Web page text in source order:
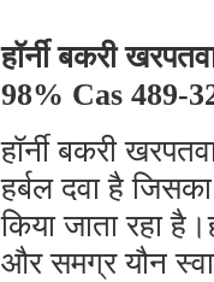
हॉर्नी बकरी
98% Cas 489-
हॉर्नी बकरी
हर्बल दवा है
किया जाता रहा
और समग्र यौन